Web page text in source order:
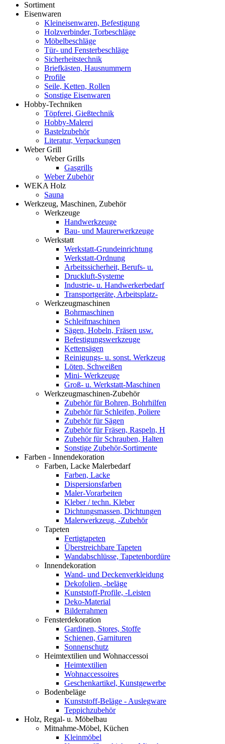
Sortiment
Eisenwaren
Kleineisenwaren, Befestigung
Holzverbinder, Torbeschläge
Möbelbeschläge
Tür- und Fensterbeschläge
Sicherheitstechnik
Briefkästen, Hausnummern
Profile
Seile, Ketten, Rollen
Sonstige Eisenwaren
Hobby-Techniken
Töpferei, Gießtechnik
Hobby-Malerei
Bastelzubehör
Literatur, Verpackungen
Weber Grill
Weber Grills
Gasgrills
Weber Zubehör
WEKA Holz
Sauna
Werkzeug, Maschinen, Zubehör
Werkzeuge
Handwerkzeuge
Bau- und Maurerwerkzeuge
Werkstatt
Werkstatt-Grundeinrichtung
Werkstatt-Ordnung
Arbeitssicherheit, Berufs- u.
Druckluft-Systeme
Industrie- u. Handwerkerbedarf
Transportgeräte, Arbeitsplatz-
Werkzeugmaschinen
Bohrmaschinen
Schleifmaschinen
Sägen, Hobeln, Fräsen usw.
Befestigungswerkzeuge
Kettensägen
Reinigungs- u. sonst. Werkzeug
Löten, Schweißen
Mini- Werkzeuge
Groß- u. Werkstatt-Maschinen
Werkzeugmaschinen-Zubehör
Zubehör für Bohren, Bohrhilfen
Zubehör für Schleifen, Poliere
Zubehör für Sägen
Zubehör für Fräsen, Raspeln, H
Zubehör für Schrauben, Halten
Sonstige Zubehör-Sortimente
Farben - Innendekoration
Farben, Lacke Malerbedarf
Farben, Lacke
Dispersionsfarben
Maler-Vorarbeiten
Kleber / techn. Kleber
Dichtungsmassen, Dichtungen
Malerwerkzeug, -Zubehör
Tapeten
Fertigtapeten
Überstreichbare Tapeten
Wandabschlüsse, Tapetenbordüre
Innendekoration
Wand- und Deckenverkleidung
Dekofolien, -beläge
Kunststoff-Profile, -Leisten
Deko-Material
Bilderrahmen
Fensterdekoration
Gardinen, Stores, Stoffe
Schienen, Garnituren
Sonnenschutz
Heimtextilien und Wohnaccessoi
Heimtextilien
Wohnaccessoires
Geschenkartikel, Kunstgewerbe
Bodenbeläge
Kunststoff-Beläge - Auslegware
Teppichzubehör
Holz, Regal- u. Möbelbau
Mitnahme-Möbel, Küchen
Kleinmöbel